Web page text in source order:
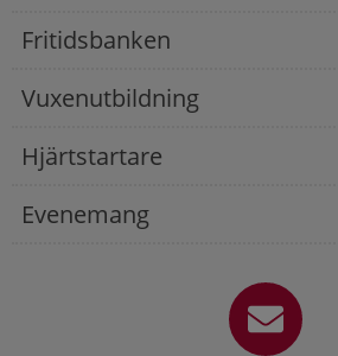
Fritidsbanken
Vuxenutbildning
Hjärtstartare
Evenemang